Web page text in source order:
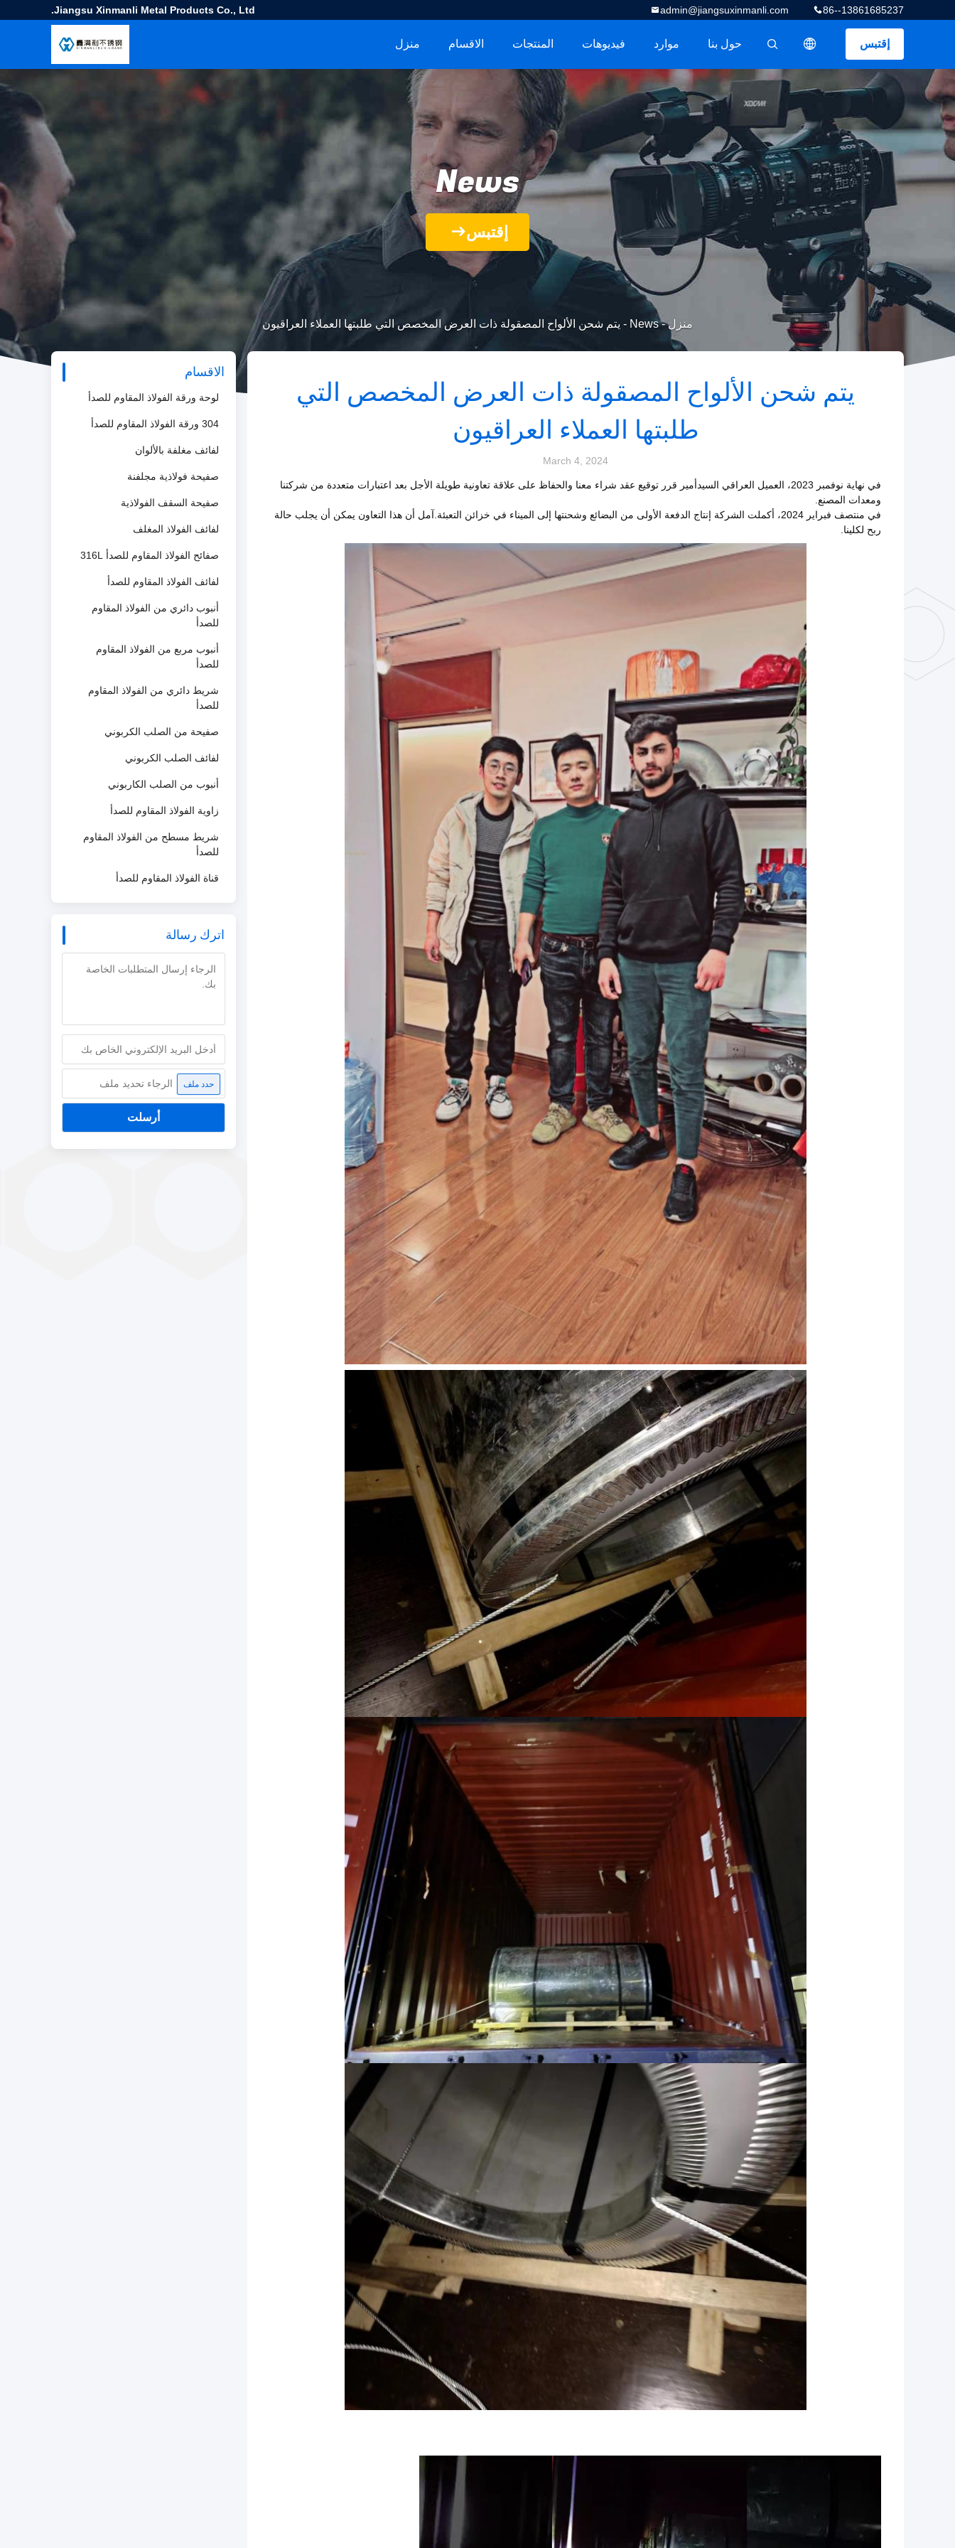
Jiangsu Xinmanli Metal Products Co., Ltd. 86--13861685237
admin@jiangsuxinmanli.com
إقتبس
描述
منزل الاقسام المنتجات فيديوهات موارد حول بنا
News
إقتبس
منزل-
News
- يتم شحن الألواح المصقولة ذات العرض المخصص التي طلبتها العملاء العراقيون
الاقسام
لوحة ورقة الفولاذ المقاوم للصدأ
304 ورقة الفولاذ المقاوم للصدأ
لفائف مغلفة بالألوان
صفيحة فولاذية مجلفنة
صفيحة السقف الفولاذية
لفائف الفولاذ المغلف
صفائح الفولاذ المقاوم للصدأ 316L
لفائف الفولاذ المقاوم للصدأ
أنبوب دائري من الفولاذ المقاوم
للصدأ
أنبوب مربع من الفولاذ المقاوم
للصدأ
شريط دائري من الفولاذ المقاوم
للصدأ
صفيحة من الصلب الكربوني
لفائف الصلب الكربوني
أنبوب من الصلب الكاربوني
زاوية الفولاذ المقاوم للصدأ
شريط مسطح من الفولاذ المقاوم
للصدأ
قناة الفولاذ المقاوم للصدأ
اترك رسالة
حدد ملف الرجاء تحديد ملف
أرسلت
يتم شحن الألواح المصقولة ذات العرض المخصص التي
طلبتها العملاء العراقيون
March 4, 2024
في نهاية نوفمبر 2023، العميل العراقي السيدأمير قرر توقيع عقد شراء معنا والحفاظ على علاقة تعاونية طويلة الأجل بعد اعتبارات متعددة من شركتنا
ومعدات المصنع.
في منتصف فبراير 2024، أكملت الشركة إنتاج الدفعة الأولى من البضائع وشحنتها إلى الميناء في خزائن التعبئة.آمل أن هذا التعاون يمكن أن يجلب حالة
ربح لكلينا.